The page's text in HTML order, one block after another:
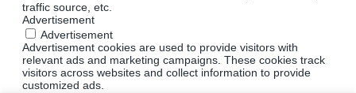
traffic source, etc.
Advertisement
Advertisement
Advertisement cookies are used to provide visitors with
relevant ads and marketing campaigns. These cookies track
visitors across websites and collect information to provide
customized ads.